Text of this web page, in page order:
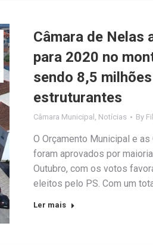
Câmara de Nelas
para 2020 no
sendo 8,5
estruturantes
Câmara Municipal , Notícias By
O Orçamento Municipal e
foram aprovados por
Outubro, com os votos
eleitos pelo PS. Com um
Ler mais